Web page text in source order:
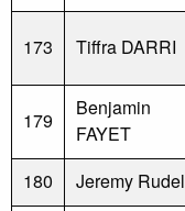
173 Tiffra DARRI
179
Benjamin
FAYET
180 Jeremy Rudel